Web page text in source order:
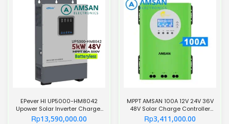
Pilihan
diambil
di
halaman
produk
EPever HI UP5000-HM8042
Upower Solar Inverter Charger
Batteryless
Rp13,590,000.00
MPPT AMSAN 100A 12V 24V 36V
48V Solar Charge Controller
SCC Hijau
Rp3,411,000.00